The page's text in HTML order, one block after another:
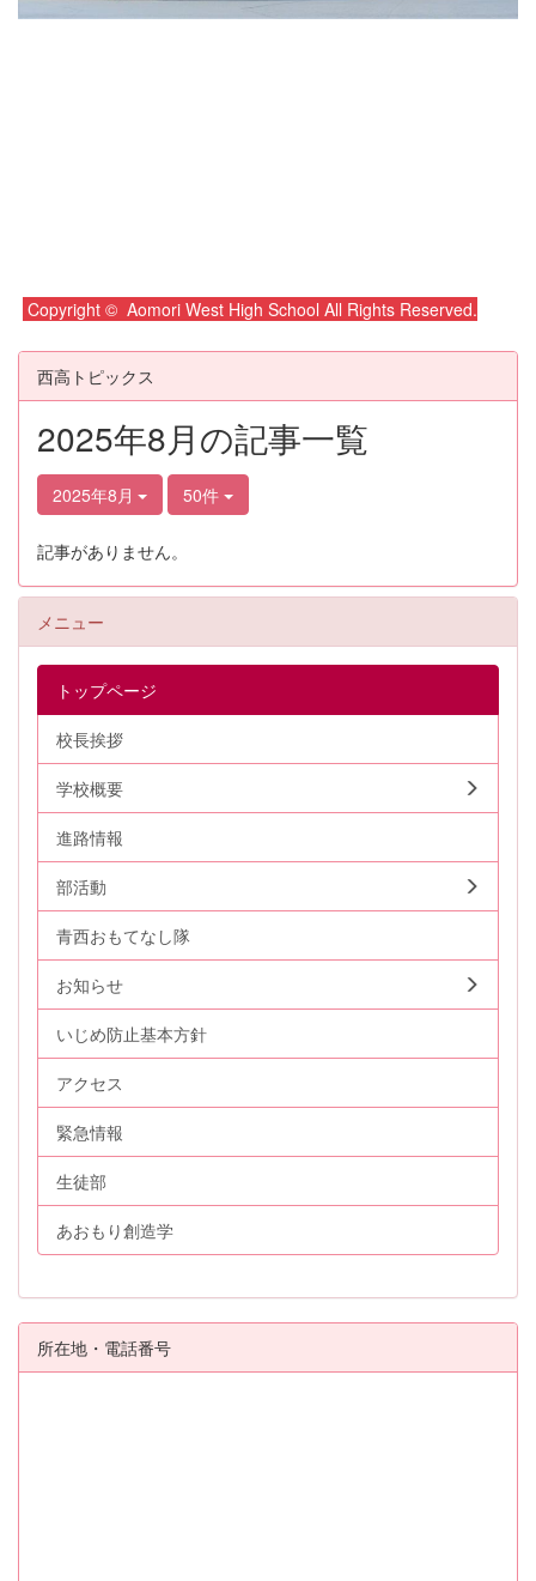
Copyright © Aomori West High School All Rights Reserved.
西高トピックス
2025年8月の記事一覧
2025年8月 50件
記事がありません。
メニュー
トップページ
校長挨拶
学校概要
進路情報
部活動
青西おもてなし隊
お知らせ
いじめ防止基本方針
アクセス
緊急情報
生徒部
あおもり創造学
所在地・電話番号